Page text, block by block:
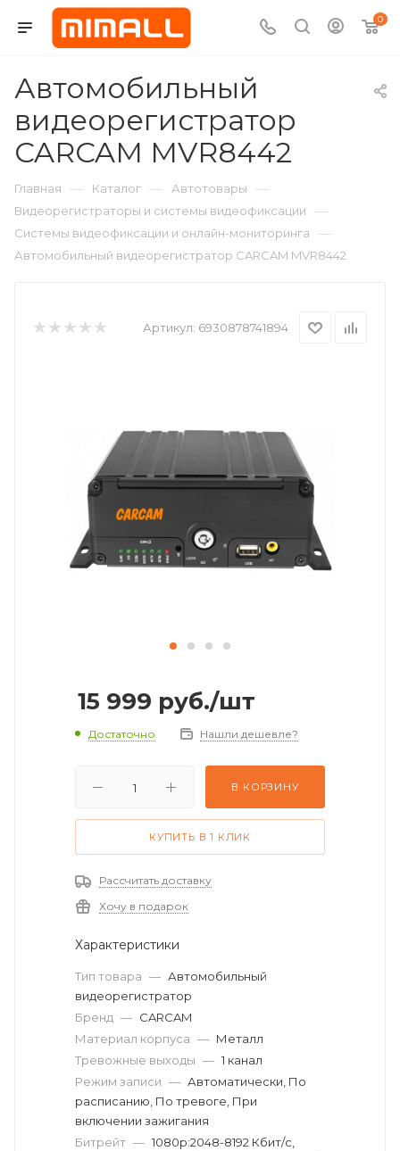
0
Автомобильный
видеорегистратор
CARCAM MVR8442
Главная — Каталог — Автотовары —
Видеорегистраторы и системы видеофиксации —
Системы видеофиксации и онлайн-мониторинга —
Автомобильный видеорегистратор CARCAM MVR8442
Артикул: 6930878741894
15 999 руб./шт
Достаточно Нашли дешевле?
В КОРЗИНУ
КУПИТЬ В 1 КЛИК
Рассчитать доставку
Хочу в подарок
Характеристики
Тип товара — Автомобильный
видеорегистратор
Бренд — CARCAM
Материал корпуса — Металл
Тревожные выходы — 1 канал
Режим записи — Автоматически, По
расписанию, По тревоге, При
включении зажигания
Битрейт — 1080р:2048-8192 Кбит/с,